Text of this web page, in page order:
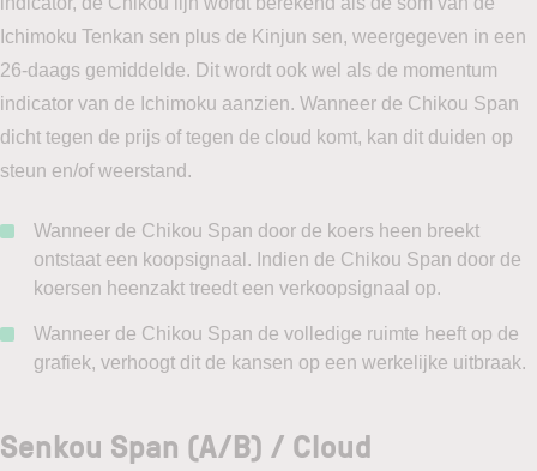
Ichimoku Tenkan sen plus de Kinjun sen, weergegeven in een
26-daags gemiddelde. Dit wordt ook wel als de momentum
indicator van de Ichimoku aanzien. Wanneer de Chikou Span
dicht tegen de prijs of tegen de cloud komt, kan dit duiden op
steun en/of weerstand.
Wanneer de Chikou Span door de koers heen breekt
ontstaat een koopsignaal. Indien de Chikou Span door de
koersen heenzakt treedt een verkoopsignaal op.
Wanneer de Chikou Span de volledige ruimte heeft op de
grafiek, verhoogt dit de kansen op een werkelijke uitbraak.
Senkou Span (A/B) / Cloud